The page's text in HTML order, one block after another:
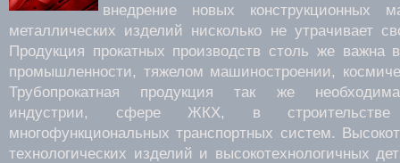
внедрение новых конструкционных
металлических изделий нисколько не утрачивает
Продукция прокатных производств столь же важна
промышленности, тяжелом машиностроении,
Трубопрокатная продукция так же
индустрии, сфере ЖКХ, в
многофункциональных транспортных систем.
технологических изделий и высокотехнологичных